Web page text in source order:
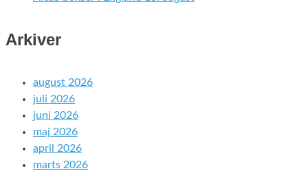
Arkiver
august 2026
juli 2026
juni 2026
maj 2026
april 2026
marts 2026